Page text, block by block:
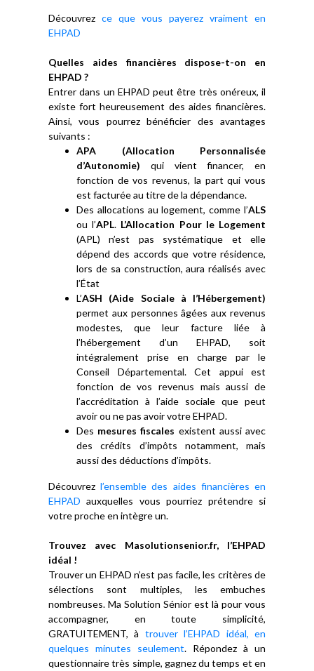
Découvrez ce que vous payerez vraiment en
EHPAD
Quelles aides financières dispose-t-on en
EHPAD ?
Entrer dans un EHPAD peut être très onéreux, il
existe fort heureusement des aides financières.
Ainsi, vous pourrez bénéficier des avantages
suivants :
APA (Allocation Personnalisée
d’Autonomie) qui vient financer, en
fonction de vos revenus, la part qui vous
est facturée au titre de la dépendance.
Des allocations au logement, comme l’ALS
ou l’APL. L’Allocation Pour le Logement
(APL) n’est pas systématique et elle
dépend des accords que votre résidence,
lors de sa construction, aura réalisés avec
l’État
L’ASH (Aide Sociale à l’Hébergement)
permet aux personnes âgées aux revenus
modestes, que leur facture liée à
l’hébergement d’un EHPAD, soit
intégralement prise en charge par le
Conseil Départemental. Cet appui est
fonction de vos revenus mais aussi de
l’accréditation à l’aide sociale que peut
avoir ou ne pas avoir votre EHPAD.
Des mesures fiscales existent aussi avec
des crédits d’impôts notamment, mais
aussi des déductions d’impôts.
Découvrezl’ensemble des aides financières en
EHPADauxquelles vous pourriez prétendre si
votre proche en intègre un.
Trouvez avec Masolutionsenior.fr, l’EHPAD
idéal !
Trouver un EHPAD n’est pas facile, les critères de
sélections sont multiples, les embuches
nombreuses. Ma Solution Sénior est là pour vous
accompagner, en toute simplicité,
GRATUITEMENT, à trouver l’EHPAD idéal, en
quelques minutes seulement. Répondez à un
questionnaire très simple, gagnez du temps et en